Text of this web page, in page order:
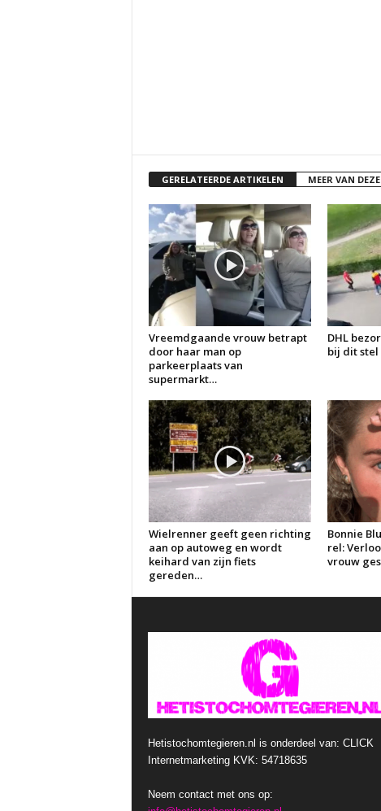
GERELATEERDE ARTIKELEN MEER VAN
Vreemdgaande vrouw betrapt
door haar man op
parkeerplaats van
supermarkt…
DHL
bij dit
Wielrenner geeft geen richting
aan op autoweg en wordt
keihard van zijn fiets
gereden…
Bonnie
rel:
vrouw
Hetistochomtegieren.nl is onderdeel van: CLICK
Internetmarketing KVK: 54718635
Neem contact met ons op: